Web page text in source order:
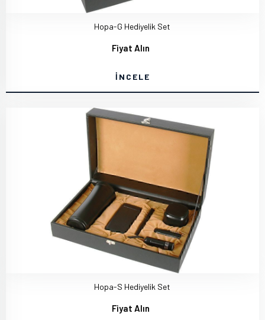
Hopa-G Hediyelik Set
Fiyat Alın
İNCELE
Hopa-S Hediyelik Set
Fiyat Alın